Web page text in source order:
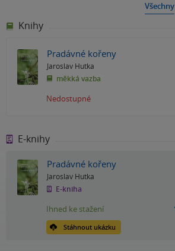
Všechny
Knihy
Pradávné kořeny
Jaroslav Hutka
měkká vazba
Nedostupné
E-knihy
Pradávné kořeny
Jaroslav Hutka
E-kniha
Stáhnout ukázku
Ihned ke stažení